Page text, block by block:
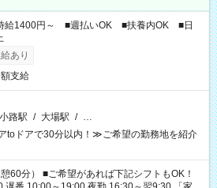
給1400円～ ■週払いOK ■扶養内OK ■日
あり
支給
路駅 / 大場駅 / …
toドアで30分以内！≫ご希望の勤務地を紹介
下記シフトもOK！